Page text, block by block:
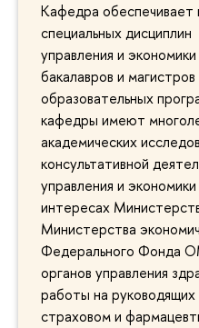
Кафедра обеспечивает
специальных
управления и
бакалавров и
образовательных
кафедры имеют
академических
консультативной
управления и
интересах
Министерства
Федерального Фонда
органов управления
работы на
страховом и